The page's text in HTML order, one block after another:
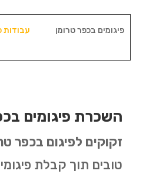
עבודות פיגומים בכפר טרומן
השכרת פיגומים
זקוקים לפיגום בכפר
טובים תוך קבלת